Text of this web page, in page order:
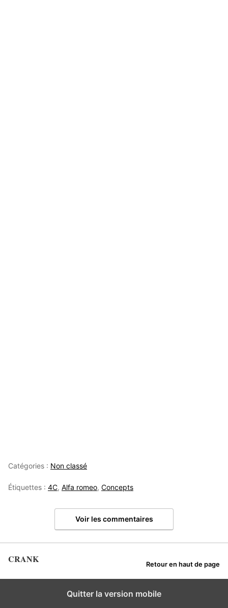
Catégories : Non classé
Étiquettes : 4C, Alfa romeo, Concepts
Voir les commentaires
CRANK Retour en haut de page
Quitter la version mobile